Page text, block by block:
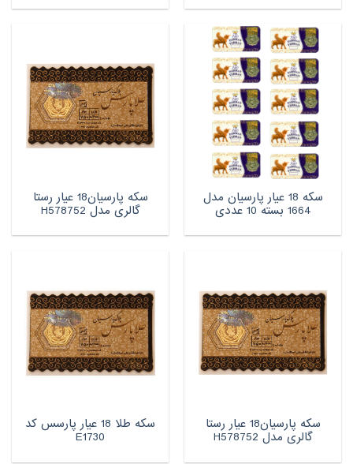
سکه 18 عیار پارسیان مدل
1664 بسته 10 عددی
سکه پارسیان18 عیار رستا
گالری مدل H578752
سکه پارسیان18 عیار رستا
گالری مدل H578752
سکه طلا 18 عیار پارسس کد
E1730